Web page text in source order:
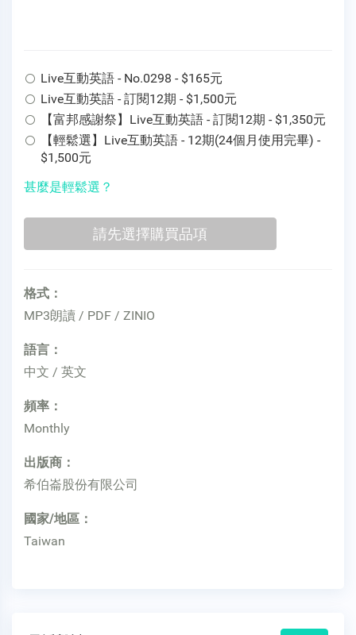
Live互動英語 - No.0298 - $165元
Live互動英語 - 訂閱12期 - $1,500元
【富邦感謝祭】Live互動英語 - 訂閱12期 - $1,350元
【輕鬆選】Live互動英語 - 12期(24個月使用完畢) -
$1,500元
甚麼是輕鬆選？
格式：
MP3朗讀 / PDF / ZINIO
語言：
中文 / 英文
頻率：
Monthly
出版商：
希伯崙股份有限公司
國家/地區：
Taiwan